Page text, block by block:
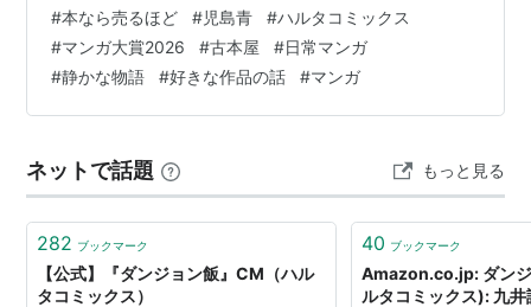
返したくなる。 そんな作品に出会った。 それは、書店の
POP広告で見かけた。 マンガ大賞2026。 柔らかな画風
の表紙に惹かれた。 町中にある小さな古本屋『十月堂』
が舞台のマンガ、『本なら売るほど』。 帰宅してから調
読みした。 本なら売…
#本なら売るほど #児島青 #ハルタコミックス
#マンガ大賞2026 #古本屋 #日常マンガ
#静かな物語 #好きな作品の話 #マンガ
ネットで話題 もっと見る
282 ブックマーク
【公式】『ダンジョン飯』CM（ハル
タコミックス）
40 ブックマーク
Amazon.co.jp: ダン
ルタコミックス): 九井